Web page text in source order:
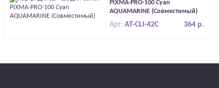
PIXMA-PRO-100 Cyan
AQUAMARINE (Совместимый)
364 р.
Арт:AT-CLI-42C